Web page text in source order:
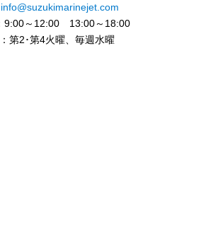
info@suzukimarinejet.com
9:00～12:00 13:00～18:00
第2･第4火曜、毎週水曜